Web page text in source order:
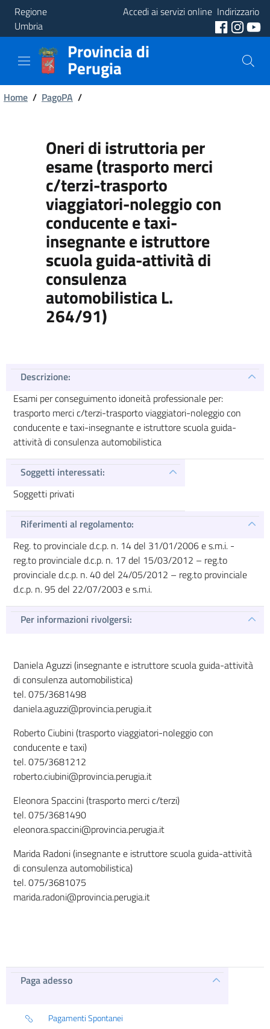
Regione
Umbria
Accedi ai servizi online Indirizzario
Provincia
Aree
Tematiche
Provincia di
Perugia
Briciole
Home / PagoPA /
Oneri di istruttoria per
esame (trasporto merci
c/terzi-trasporto
viaggiatori-noleggio con
conducente e taxi-
insegnante e istruttore
scuola guida-attività di
consulenza
automobilistica L.
264/91)
Descrizione:
Esami per conseguimento idoneità professionale per:
trasporto merci c/terzi-trasporto viaggiatori-noleggio con
conducente e taxi-insegnante e istruttore scuola guida-
attività di consulenza automobilistica
Soggetti interessati:
Soggetti privati
Riferimenti al regolamento:
Reg. to provinciale d.c.p. n. 14 del 31/01/2006 e s.m.i. -
reg.to provinciale d.c.p. n. 17 del 15/03/2012 – reg.to
provinciale d.c.p. n. 40 del 24/05/2012 – reg.to provinciale
d.c.p. n. 95 del 22/07/2003 e s.m.i.
Per informazioni rivolgersi:
Daniela Aguzzi (insegnante e istruttore scuola guida-attività
di consulenza automobilistica)
tel. 075/3681498
daniela.aguzzi@provincia.perugia.it
Roberto Ciubini (trasporto viaggiatori-noleggio con
conducente e taxi)
tel. 075/3681212
roberto.ciubini@provincia.perugia.it
Eleonora Spaccini (trasporto merci c/terzi)
tel. 075/3681490
eleonora.spaccini@provincia.perugia.it
Marida Radoni (insegnante e istruttore scuola guida-attività
di consulenza automobilistica)
tel. 075/3681075
marida.radoni@provincia.perugia.it
Paga adesso
Pagamenti Spontanei